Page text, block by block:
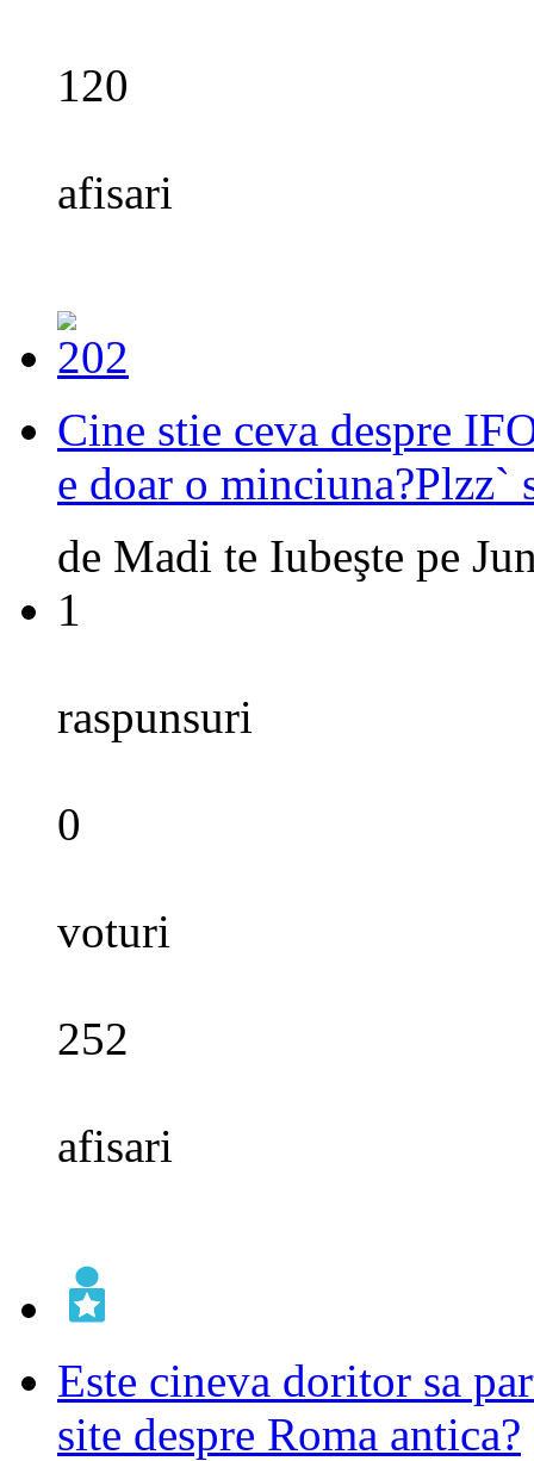
120
afisari
Cine stie ceva despre
e doar o minciuna?Plzz`
de Madi te Iubeşte pe
1
raspunsuri
0
voturi
252
afisari
Este cineva doritor sa
site despre Roma antica?